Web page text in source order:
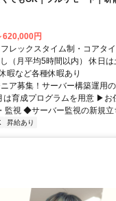
620,000円
レックスタイム制・コアタ
（月平均5時間以内） 休日
暇など各種休暇あり
ア募集！サーバー構築運用
は育成プログラムを用意 ▶
監視 ◆サーバー監視の新規立
昇給あり